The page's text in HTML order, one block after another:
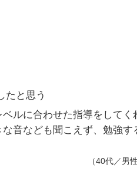
たと思う
ルに合わせた指導をして
音なども聞こえず、勉強す
（40代／男